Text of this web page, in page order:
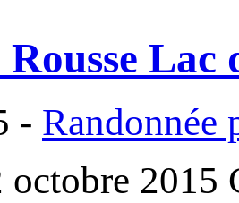
Lac
- Randonnée
octobre 2015